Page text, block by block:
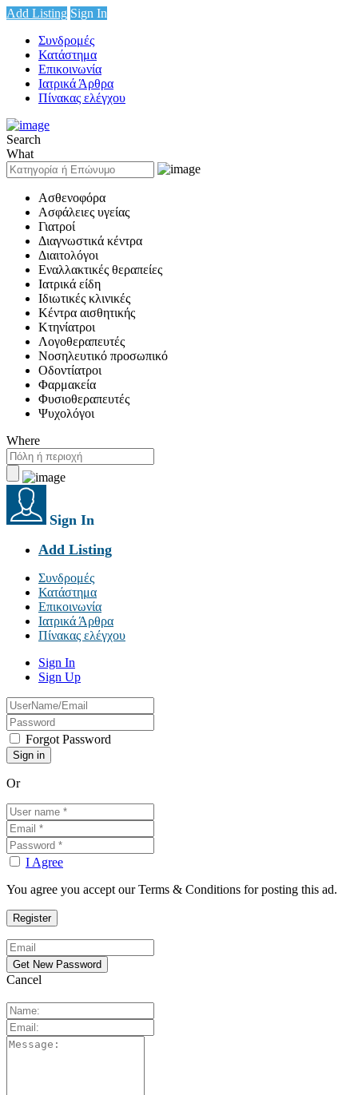
Add Listing Sign In
Συνδρομές
Κατάστημα
Επικοινωνία
Ιατρικά Άρθρα
Πίνακας ελέγχου
Search
What
Ασθενοφόρα
Ασφάλειες υγείας
Γιατροί
Διαγνωστικά κέντρα
Διαιτολόγοι
Εναλλακτικές θεραπείες
Ιατρικά είδη
Ιδιωτικές κλινικές
Κέντρα αισθητικής
Κτηνίατροι
Λογοθεραπευτές
Νοσηλευτικό προσωπικό
Οδοντίατροι
Φαρμακεία
Φυσιοθεραπευτές
Ψυχολόγοι
Where
Sign In
Add Listing
Συνδρομές
Κατάστημα
Επικοινωνία
Ιατρικά Άρθρα
Πίνακας ελέγχου
Sign In
Sign Up
Forgot Password
Or
I Agree
You agree you accept our Terms & Conditions for posting this ad.
Cancel